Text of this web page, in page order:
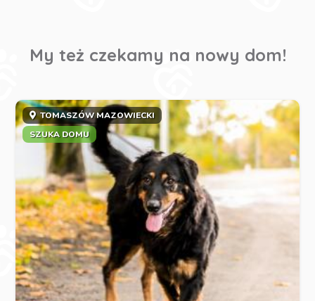
My też czekamy na nowy dom!
TOMASZÓW MAZOWIECKI
SZUKA DOMU